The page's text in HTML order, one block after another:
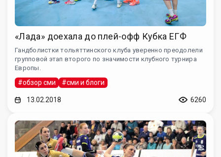
«Лада» доехала до плей-офф Кубка ЕГФ
Гандболистки тольяттинского клуба уверенно преодолели
групповой этап второго по значимости клубного турнира
Европы.
#обзор сми #сми и блоги
13.02.2018 6260